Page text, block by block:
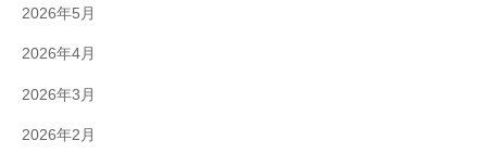
2026年5月
2026年4月
2026年3月
2026年2月